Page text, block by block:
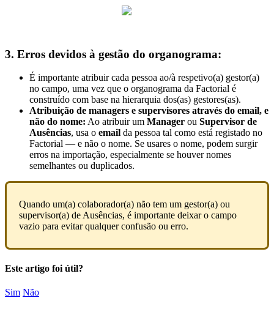
3. Erros devidos à gestão do organograma:
É importante atribuir cada pessoa ao/à respetivo(a) gestor(a)
no campo, uma vez que o organograma da Factorial é
construído com base na hierarquia dos(as) gestores(as).
Atribuição de managers e supervisores através do email, e
não do nome: Ao atribuir um Manager ou Supervisor de
Ausências, usa o email da pessoa tal como está registado no
Factorial — e não o nome. Se usares o nome, podem surgir
erros na importação, especialmente se houver nomes
semelhantes ou duplicados.
Quando um(a) colaborador(a) não tem um gestor(a) ou
supervisor(a) de Ausências, é importante deixar o campo
vazio para evitar qualquer confusão ou erro.
Este artigo foi útil?
Sim Não